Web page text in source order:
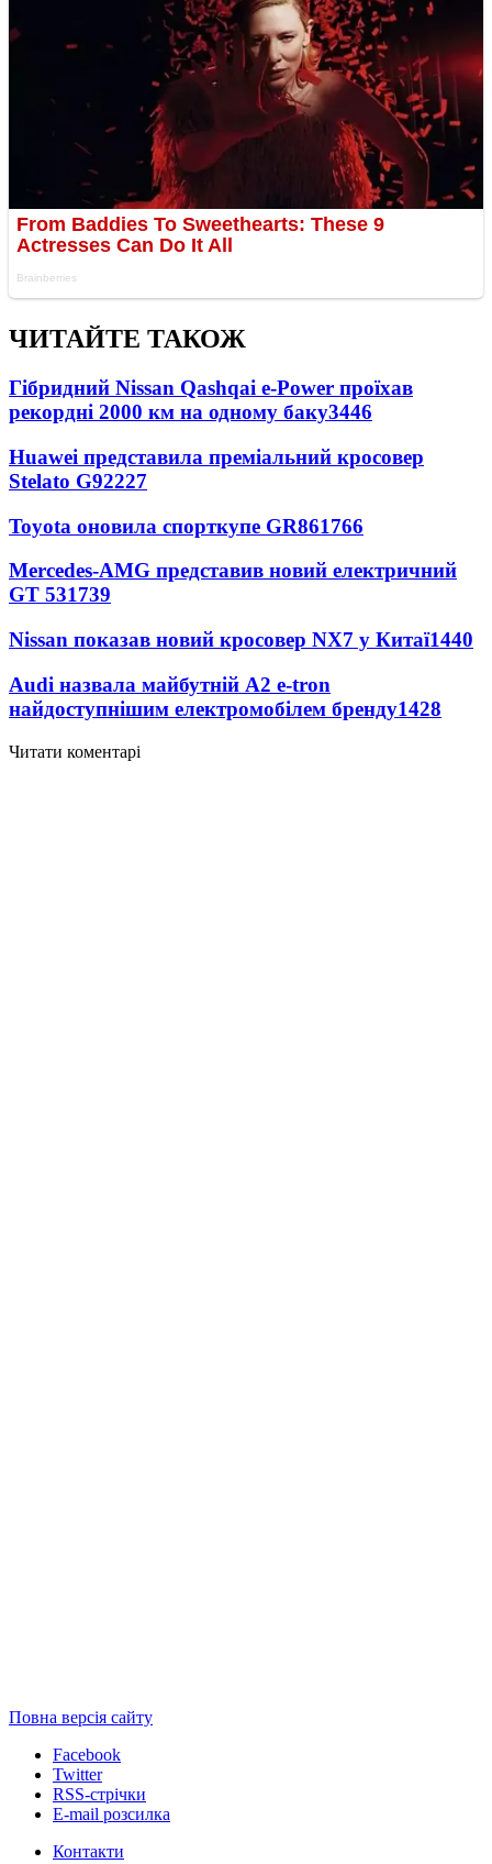
ЧИТАЙТЕ ТАКОЖ
Гібридний Nissan Qashqai e-Power проїхав
рекордні 2000 км на одному баку3446
Huawei представила преміальний кросовер
Stelato G92227
Toyota оновила спорткупе GR861766
Mercedes-AMG представив новий електричний
GT 531739
Nissan показав новий кросовер NX7 у Китаї1440
Audi назвала майбутній A2 e-tron
найдоступнішим електромобілем бренду1428
Читати коментарі
Повна версія сайту
Facebook
Twitter
RSS-стрічки
E-mail розсилка
Контакти